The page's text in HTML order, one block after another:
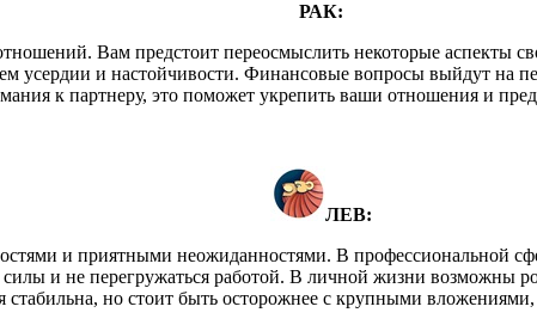
РАК:
Вам предстоит переосмыслить некоторые аспекты
усердии и настойчивости. Финансовые вопросы выйдут на
к партнеру, это поможет укрепить ваши отношения и
ЛЕВ:
и приятными неожиданностями. В профессиональной
и не перегружаться работой. В личной жизни возможны
но стоит быть осторожнее с крупными